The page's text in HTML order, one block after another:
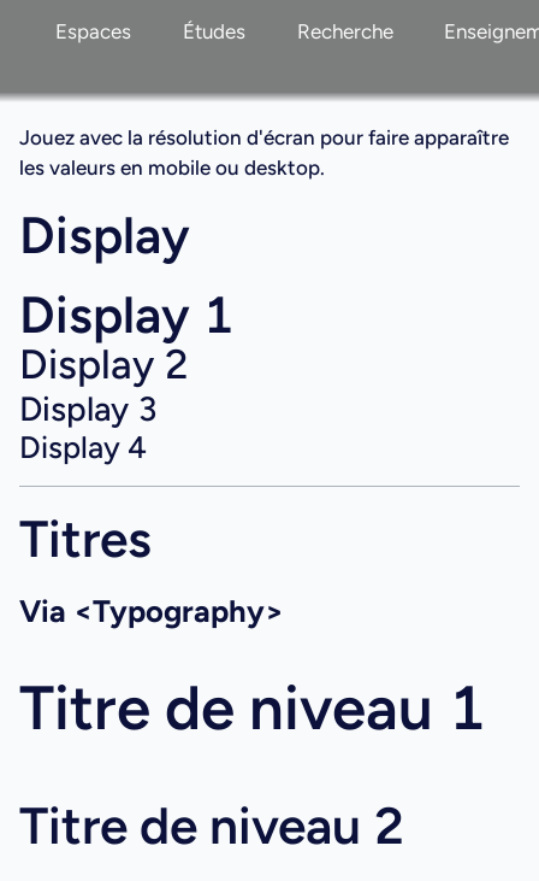
Espaces Études Recherche
Jouez avec la résolution d'écran pour faire apparaître
les valeurs en mobile ou desktop.
Display
Display 1
Display 2
Display 3
Display 4
Titres
Via <Typography>
Titre de niveau 1
Titre de niveau 2